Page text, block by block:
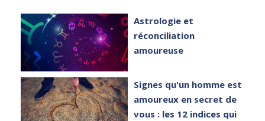
Astrologie et
réconciliation
amoureuse
Signes qu'un homme est
amoureux en secret de
vous : les 12 indices qui